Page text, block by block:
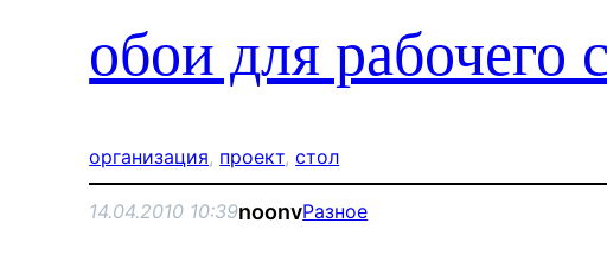
обои для рабочего
организация, проект, стол
14.04.2010 10:39noonvРазное